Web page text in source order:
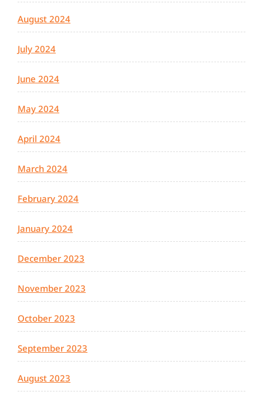
August 2024
July 2024
June 2024
May 2024
April 2024
March 2024
February 2024
January 2024
December 2023
November 2023
October 2023
September 2023
August 2023